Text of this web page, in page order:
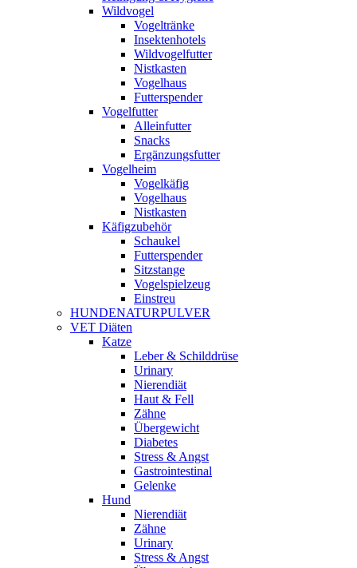
Wildvogel
Vogeltränke
Insektenhotels
Wildvogelfutter
Nistkasten
Vogelhaus
Futterspender
Vogelfutter
Alleinfutter
Snacks
Ergänzungsfutter
Vogelheim
Vogelkäfig
Vogelhaus
Nistkasten
Käfigzubehör
Schaukel
Futterspender
Sitzstange
Vogelspielzeug
Einstreu
HUNDENATURPULVER
VET Diäten
Katze
Leber & Schilddrüse
Urinary
Nierendiät
Haut & Fell
Zähne
Übergewicht
Diabetes
Stress & Angst
Gastrointestinal
Gelenke
Hund
Nierendiät
Zähne
Urinary
Stress & Angst